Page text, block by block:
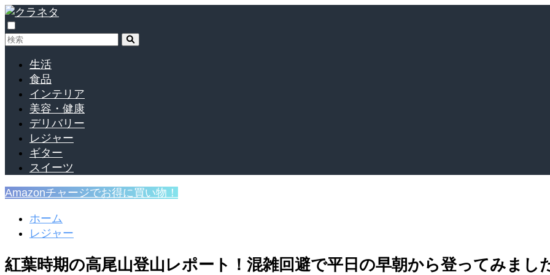
生活
食品
インテリア
美容・健康
デリバリー
レジャー
ギター
スイーツ
Amazonチャージでお得に買い物！
ホーム
レジャー
紅葉時期の高尾山登山レポート！混雑回避で平日の早朝から登ってみまし